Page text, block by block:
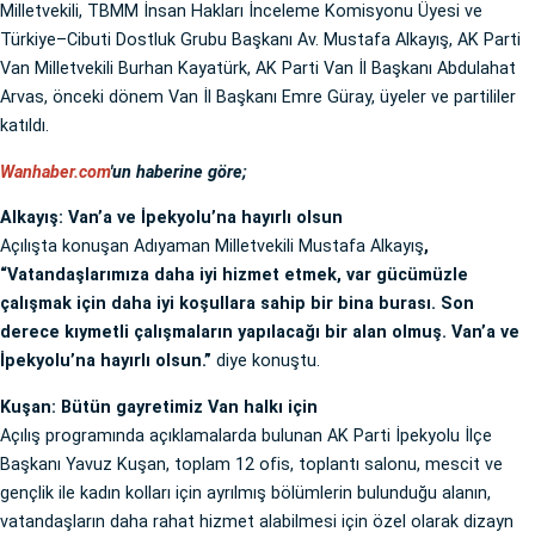
Milletvekili, TBMM İnsan Hakları İnceleme Komisyonu Üyesi ve
Türkiye–Cibuti Dostluk Grubu Başkanı Av. Mustafa Alkayış, AK Parti
Van Milletvekili Burhan Kayatürk, AK Parti Van İl Başkanı Abdulahat
Arvas, önceki dönem Van İl Başkanı Emre Güray, üyeler ve partililer
katıldı.
Wanhaber.com'un haberine göre;
Alkayış: Van’a ve İpekyolu’na hayırlı olsun
Açılışta konuşan Adıyaman Milletvekili Mustafa Alkayış,
“Vatandaşlarımıza daha iyi hizmet etmek, var gücümüzle
çalışmak için daha iyi koşullara sahip bir bina burası. Son
derece kıymetli çalışmaların yapılacağı bir alan olmuş. Van’a ve
İpekyolu’na hayırlı olsun.” diye konuştu.
Kuşan: Bütün gayretimiz Van halkı için
Açılış programında açıklamalarda bulunan AK Parti İpekyolu İlçe
Başkanı Yavuz Kuşan, toplam 12 ofis, toplantı salonu, mescit ve
gençlik ile kadın kolları için ayrılmış bölümlerin bulunduğu alanın,
vatandaşların daha rahat hizmet alabilmesi için özel olarak dizayn